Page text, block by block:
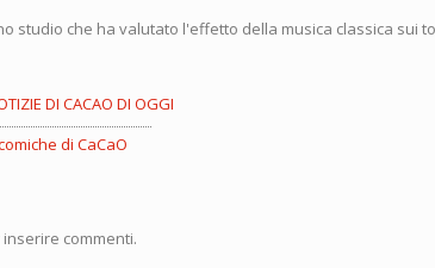
studio che ha valutato l'effetto della musica classica sui
DI CACAO DI OGGI
di CaCaO
inserire commenti.